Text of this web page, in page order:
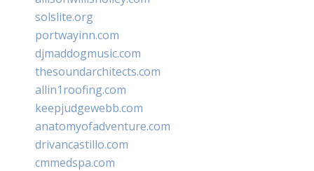
solslite.org
portwayinn.com
djmaddogmusic.com
thesoundarchitects.com
allin1roofing.com
keepjudgewebb.com
anatomyofadventure.com
drivancastillo.com
cmmedspa.com